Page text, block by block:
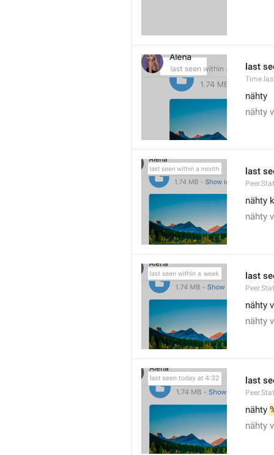
last
nähty
nähty
last
nähty
nähty
last
nähty
nähty
last
nähty
nähty